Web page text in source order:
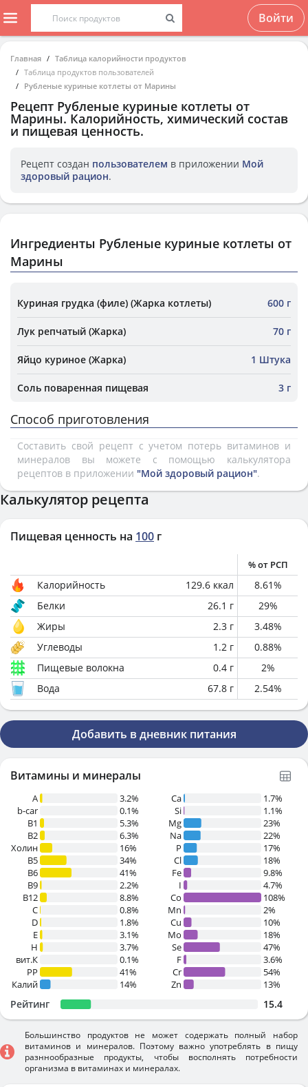
Войти
Главная
Таблица калорийности продуктов
Таблица продуктов пользователей
Рубленые куриные котлеты от Марины
Рецепт Рубленые куриные котлеты от
Марины. Калорийность, химический состав
и пищевая ценность.
Рецепт создан пользователем в приложении Мой
здоровый рацион.
Ингредиенты Рубленые куриные котлеты от
Марины
Куриная грудка (филе) (Жарка котлеты) 600 г
Лук репчатый (Жарка) 70 г
Яйцо куриное (Жарка) 1 Штука
Соль поваренная пищевая 3 г
Способ приготовления
Составить свой рецепт с учетом потерь витаминов и
минералов вы можете с помощью калькулятора
рецептов в приложении "Мой здоровый рацион".
Калькулятор рецепта
Пищевая ценность на 100 г
% от РСП
Калорийность 129.6 ккал 8.61%
Белки
26.1 г 29%
Жиры
2.3 г 3.48%
Углеводы
1.2 г 0.88%
Пищевые волокна
0.4 г 2%
Вода
67.8 г 2.54%
Добавить в дневник питания
Витамины и минералы
A
3.2%
b-car
0.1%
В1
5.3%
B2
6.3%
Холин
16%
B5
34%
B6
41%
B9
2.2%
B12
8.8%
C
0.8%
D
1.8%
E
3.1%
H
3.7%
вит.К
0.1%
PP
41%
Калий
14%
Ca
1.7%
Si
1.1%
Mg
23%
Na
22%
P
17%
Cl
18%
Fe
9.8%
I
4.7%
Co
108%
Mn
2%
Cu
10%
Mo
18%
Se
47%
F
3.6%
Cr
54%
Zn
13%
Рейтинг 15.4
Большинство продуктов не может содержать полный набор
витаминов и минералов. Поэтому важно употреблять в пищу
разннообразные продукты, чтобы восполнять потребности
организма в витаминах и минералах.